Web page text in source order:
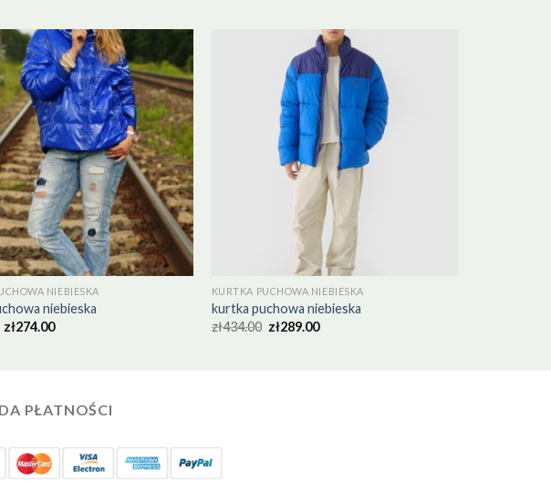
NIEBIESKA
niebieska
zł274.00
KURTKA PUCHOWA NIEBIESKA
kurtka puchowa niebieska
zł434.00 zł289.00
PŁATNOŚCI